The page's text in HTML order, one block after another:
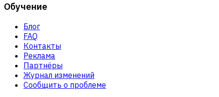
Обучение
Блог
FAQ
Контакты
Реклама
Партнёры
Журнал изменений
Сообщить о проблеме